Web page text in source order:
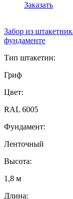
Заказать
Забор из
фундаменте
Тип штакетин:
Гриф
Цвет:
RAL 6005
Фундамент:
Ленточный
Высота:
1,8 м
Длина: